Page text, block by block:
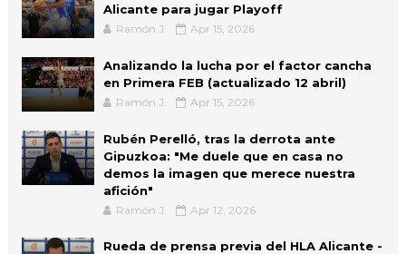
Alicante para jugar Playoff
Ramón J. Apr 15, 2026
Analizando la lucha por el factor cancha
en Primera FEB (actualizado 12 abril)
Ramón J. Apr 15, 2026
Rubén Perelló, tras la derrota ante
Gipuzkoa: "Me duele que en casa no
demos la imagen que merece nuestra
afición"
Ramón J. Apr 12, 2026
Rueda de prensa previa del HLA Alicante -